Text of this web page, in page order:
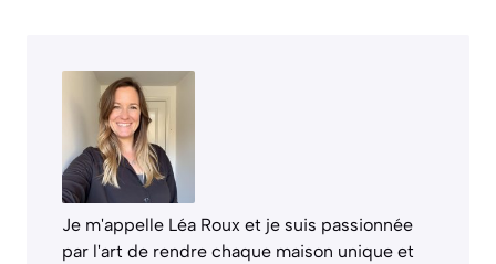
Je m'appelle Léa Roux et je suis passionnée
par l'art de rendre chaque maison unique et